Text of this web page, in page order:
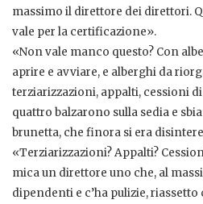
massimo il direttore dei direttori.
vale per la certificazione».
«Non vale manco questo? Con
aprire e avviare, e alberghi da
terziarizzazioni, appalti, cessioni
quattro balzarono sulla sedia e
brunetta, che finora si era
«Terziarizzazioni? Appalti?
mica un direttore uno che, al
dipendenti e c’ha pulizie,